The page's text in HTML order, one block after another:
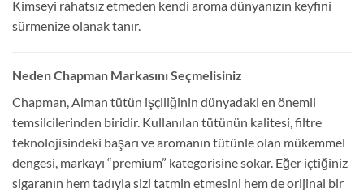
Kimseyi rahatsız etmeden kendi aroma dünyanızın keyfini
sürmenize olanak tanır.
Neden Chapman Markasını Seçmelisiniz
Chapman, Alman tütün işçiliğinin dünyadaki en önemli
temsilcilerinden biridir. Kullanılan tütünün kalitesi, filtre
teknolojisindeki başarı ve aromanın tütünle olan mükemmel
dengesi, markayı “premium” kategorisine sokar. Eğer içtiğiniz
sigaranın hem tadıyla sizi tatmin etmesini hem de orijinal bir